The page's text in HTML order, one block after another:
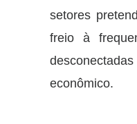
setores
freio à
econômico.